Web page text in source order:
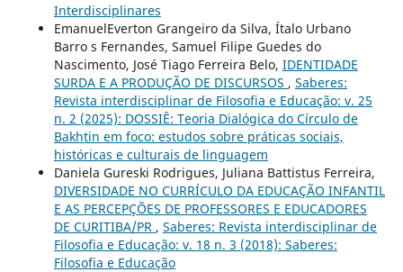
Interdisciplinares
EmanuelEverton Grangeiro da Silva, Ítalo Urbano
Barro s Fernandes, Samuel Filipe Guedes do
Nascimento, José Tiago Ferreira Belo, IDENTIDADE
SURDA E A PRODUÇÃO DE DISCURSOS , Saberes:
Revista interdisciplinar de Filosofia e Educação: v. 25
n. 2 (2025): DOSSIÊ: Teoria Dialógica do Círculo de
Bakhtin em foco: estudos sobre práticas sociais,
históricas e culturais de linguagem
Daniela Gureski Rodrigues, Juliana Battistus Ferreira,
DIVERSIDADE NO CURRÍCULO DA EDUCAÇÃO INFANTIL
E AS PERCEPÇÕES DE PROFESSORES E EDUCADORES
DE CURITIBA/PR , Saberes: Revista interdisciplinar de
Filosofia e Educação: v. 18 n. 3 (2018): Saberes:
Filosofia e Educação